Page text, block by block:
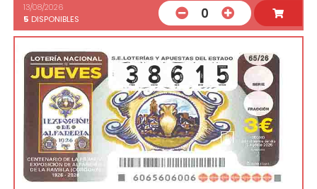
13/08/2026
5 DISPONIBLES 0